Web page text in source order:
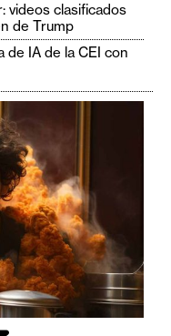
videos clasificados
de Trump
de IA de la CEI con